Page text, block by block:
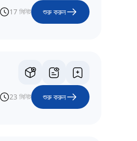
17 মিনিট শুরু করুন
23 মিনিট শুরু করুন